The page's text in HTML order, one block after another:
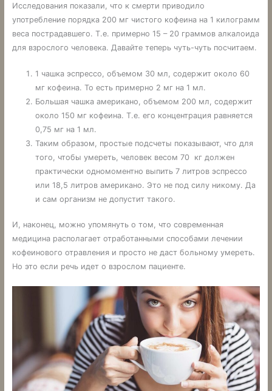
Исследования показали, что к смерти приводило
употребление порядка 200 мг чистого кофеина на 1 килограмм
веса пострадавшего. Т.е. примерно 15 – 20 граммов алкалоида
для взрослого человека. Давайте теперь чуть-чуть посчитаем.
1 чашка эспрессо, объемом 30 мл, содержит около 60
мг кофеина. То есть примерно 2 мг на 1 мл.
Большая чашка американо, объемом 200 мл, содержит
около 150 мг кофеина. Т.е. его концентрация равняется
0,75 мг на 1 мл.
Таким образом, простые подсчеты показывают, что для
того, чтобы умереть, человек весом 70 кг должен
практически одномоментно выпить 7 литров эспрессо
или 18,5 литров американо. Это не под силу никому. Да
и сам организм не допустит такого.
И, наконец, можно упомянуть о том, что современная
медицина располагает отработанными способами лечении
кофеинового отравления и просто не даст больному умереть.
Но это если речь идет о взрослом пациенте.